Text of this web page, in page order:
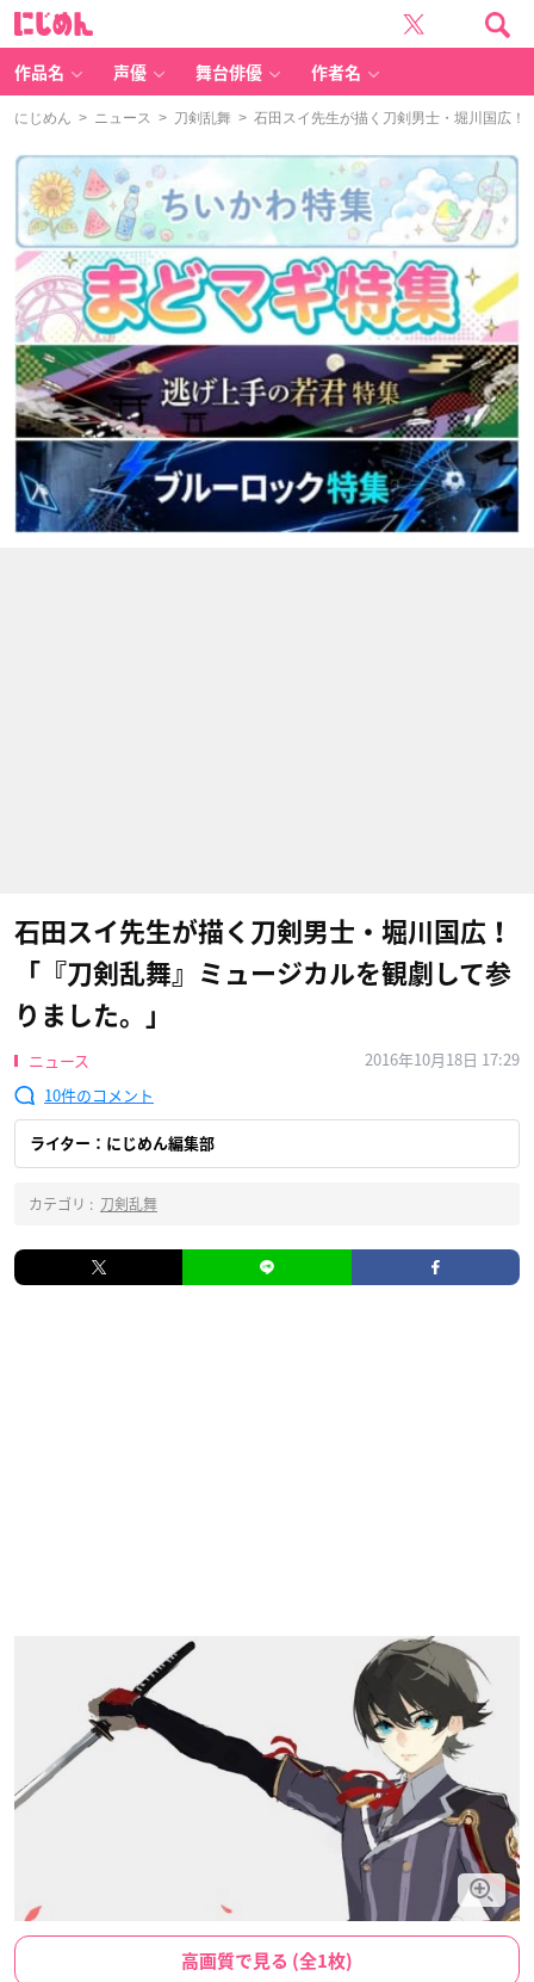
作品名 声優 舞台俳優 作者名
にじめん > ニュース > 刀剣乱舞 > 石田スイ先生が描く刀剣男士・堀川国広！
石田スイ先生が描く刀剣男士・堀川国広！
「『刀剣乱舞』ミュージカルを観劇して参
りました。」
ニュース
2016年10月18日 17:29
10
ライター：にじめん編集部
カテゴリ : 刀剣乱舞
高画質で見る (全1枚)